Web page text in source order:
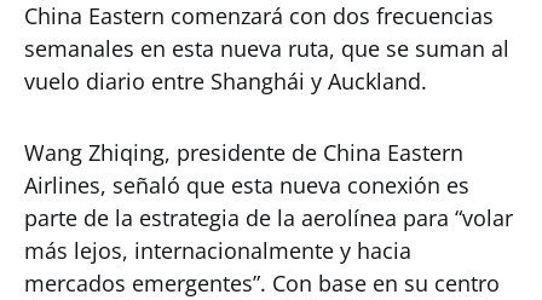
China Eastern comenzará con dos frecuencias
semanales en esta nueva ruta, que se suman al
vuelo diario entre Shanghái y Auckland.
Wang Zhiqing, presidente de China Eastern
Airlines, señaló que esta nueva conexión es
parte de la estrategia de la aerolínea para “volar
más lejos, internacionalmente y hacia
mercados emergentes”. Con base en su centro